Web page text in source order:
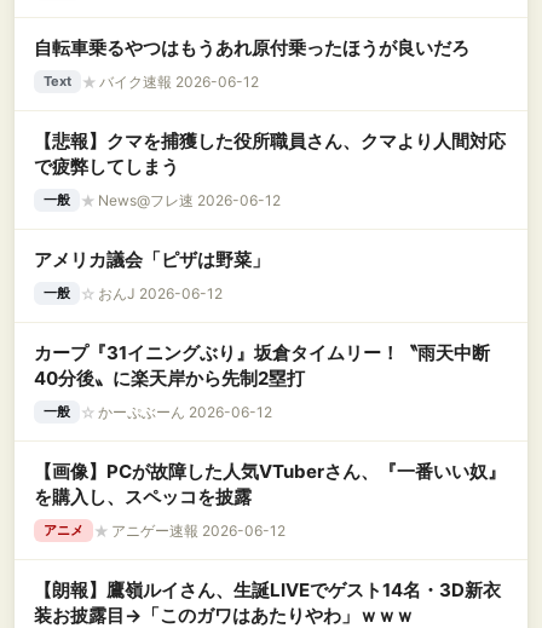
自転車乗るやつはもうあれ原付乗ったほうが良いだろ
Text ★ バイク速報 2026-06-12
【悲報】クマを捕獲した役所職員さん、クマより人間対応
で疲弊してしまう
一般 ★ News@フレ速 2026-06-12
アメリカ議会「ピザは野菜」
一般 ☆ おんJ 2026-06-12
カープ『31イニングぶり』坂倉タイムリー！〝雨天中断
40分後〟に楽天岸から先制2塁打
一般 ☆ かーぷぶーん 2026-06-12
【画像】PCが故障した人気VTuberさん、『一番いい奴』
を購入し、スペッコを披露
アニメ ★ アニゲー速報 2026-06-12
【朗報】鷹嶺ルイさん、生誕LIVEでゲスト14名・3D新衣
装お披露目→「このガワはあたりやわ」ｗｗｗ